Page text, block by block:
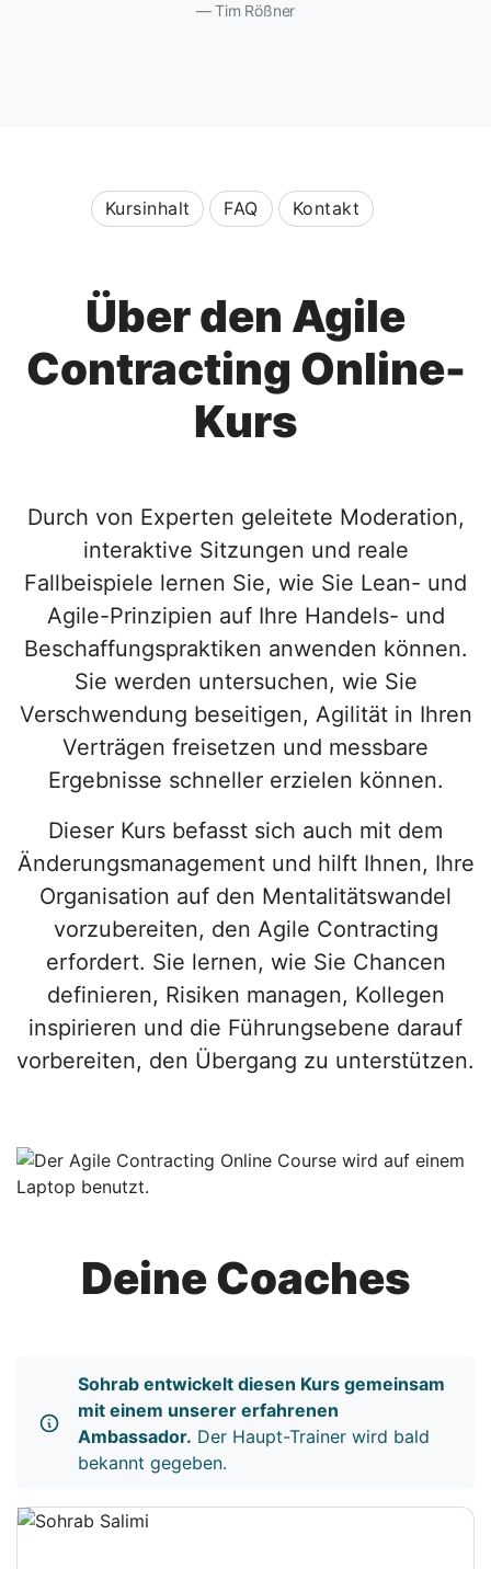
Tim Rößner
Kursinhalt FAQ Kontakt
Über den Agile
Contracting Online-
Kurs
Durch von Experten geleitete Moderation,
interaktive Sitzungen und reale
Fallbeispiele lernen Sie, wie Sie Lean- und
Agile-Prinzipien auf Ihre Handels- und
Beschaffungspraktiken anwenden können.
Sie werden untersuchen, wie Sie
Verschwendung beseitigen, Agilität in Ihren
Verträgen freisetzen und messbare
Ergebnisse schneller erzielen können.
Dieser Kurs befasst sich auch mit dem
Änderungsmanagement und hilft Ihnen, Ihre
Organisation auf den Mentalitätswandel
vorzubereiten, den Agile Contracting
erfordert. Sie lernen, wie Sie Chancen
definieren, Risiken managen, Kollegen
inspirieren und die Führungsebene darauf
vorbereiten, den Übergang zu unterstützen.
Deine Coaches
Sohrab entwickelt diesen Kurs gemeinsam
mit einem unserer erfahrenen
Ambassador. Der Haupt-Trainer wird bald
bekannt gegeben.